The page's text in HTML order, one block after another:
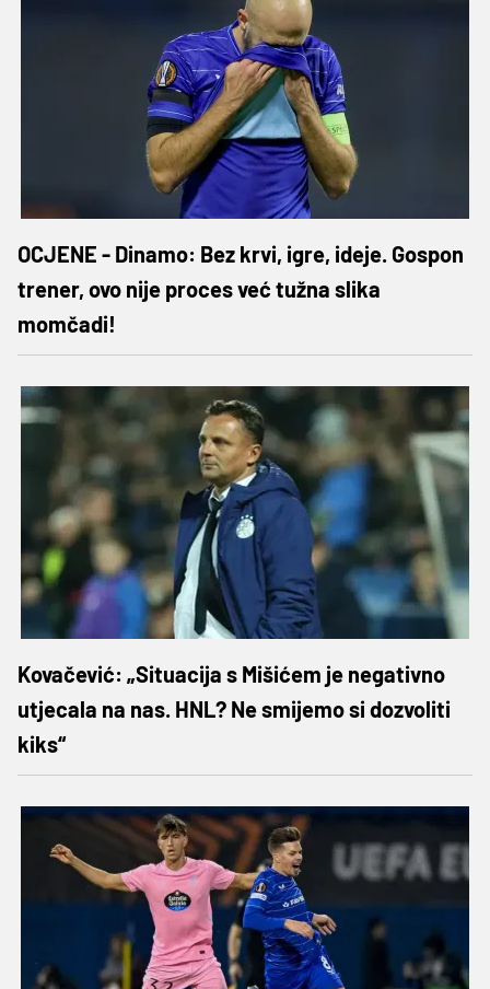
OCJENE - Dinamo: Bez krvi, igre, ideje. Gospon
trener, ovo nije proces već tužna slika
momčadi!
Kovačević: „Situacija s Mišićem je negativno
utjecala na nas. HNL? Ne smijemo si dozvoliti
kiks“